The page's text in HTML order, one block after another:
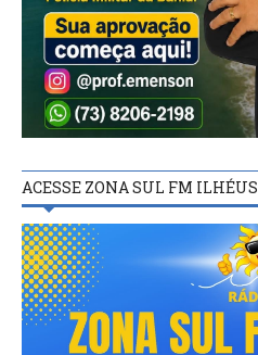
ACESSE ZONA SUL FM ILHÉUS